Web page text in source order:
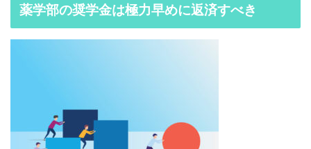
薬学部の奨学金は極力早めに返済すべき